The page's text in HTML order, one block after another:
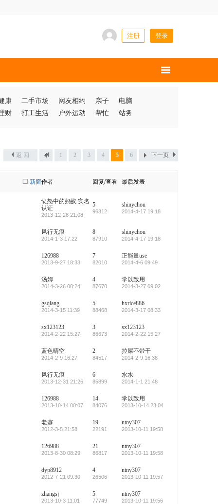
注册 登录
康 二手市场 网友相约 亲子
电脑
财
打工生活 户外运动 帮忙 站务
1 2 3 4 5 6 下一页
返 回
新窗作者 回复/查看 最后发表
愤怒中的蚂蚁 实名
认证
2013-12-28 21:08
5
96812
shinychou
2014-4-17 19:18
风行无痕
2014-1-3 17:22
8
87910
shinychou
2014-4-17 19:18
126988
2013-9-27 18:33
7
82010
正能量use
2014-4-6 09:49
汤姆
2014-3-26 00:24
4
87670
学以致用
2014-3-27 09:02
gsqiang
2014-3-15 11:39
5
88468
hxrice886
2014-3-17 08:33
sx123123
2014-2-22 15:27
3
86673
sx123123
2014-2-22 15:27
蓝色晴空
2014-2-9 16:27
2
84517
拉屎不带干
2014-2-9 16:38
风行无痕
2013-12-31 21:26
6
85899
水水
2014-1-1 21:48
126988
2013-10-14 00:07
14
84076
学以致用
2013-10-14 23:04
老寡
2012-3-5 21:58
19
22191
ntny307
2013-10-11 19:58
126988
2013-8-30 08:29
21
86817
ntny307
2013-10-11 19:58
dyp8912
2012-7-21 09:30
4
26506
ntny307
2013-10-11 19:57
zhangsj
2013-10-3 11:01
5
77749
ntny307
2013-10-11 19:56